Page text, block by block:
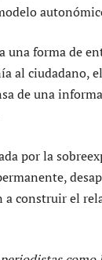
una forma de
al ciudadano,
de una
por la
a construir el